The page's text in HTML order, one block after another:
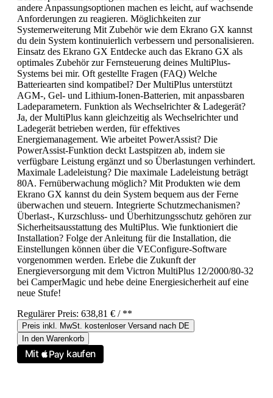
andere Anpassungsoptionen machen es leicht, auf wachsende
Anforderungen zu reagieren. Möglichkeiten zur
Systemerweiterung Mit Zubehör wie dem Ekrano GX kannst
du dein System kontinuierlich verbessern und personalisieren.
Einsatz des Ekrano GX Entdecke auch das Ekrano GX als
optimales Zubehör zur Fernsteuerung deines MultiPlus-
Systems bei mir. Oft gestellte Fragen (FAQ) Welche
Batteriearten sind kompatibel? Der MultiPlus unterstützt
AGM-, Gel- und Lithium-Ionen-Batterien, mit anpassbaren
Ladeparametern. Funktion als Wechselrichter & Ladegerät?
Ja, der MultiPlus kann gleichzeitig als Wechselrichter und
Ladegerät betrieben werden, für effektives
Energiemanagement. Wie arbeitet PowerAssist? Die
PowerAssist-Funktion deckt Lastspitzen ab, indem sie
verfügbare Leistung ergänzt und so Überlastungen verhindert.
Maximale Ladeleistung? Die maximale Ladeleistung beträgt
80A. Fernüberwachung möglich? Mit Produkten wie dem
Ekrano GX kannst du dein System bequem aus der Ferne
überwachen und steuern. Integrierte Schutzmechanismen?
Überlast-, Kurzschluss- und Überhitzungsschutz gehören zur
Sicherheitsausstattung des MultiPlus. Wie funktioniert die
Installation? Folge der Anleitung für die Installation, die
Einstellungen können über die VEConfigure-Software
vorgenommen werden. Erlebe die Zukunft der
Energieversorgung mit dem Victron MultiPlus 12/2000/80-32
bei CamperMagic und hebe deine Energiesicherheit auf eine
neue Stufe!
Regulärer Preis: 638,81 € / **
Preis inkl. MwSt. kostenloser Versand nach DE
In den Warenkorb